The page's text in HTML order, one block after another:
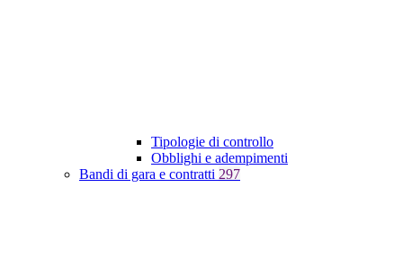
Tipologie di controllo
Obblighi e adempimenti
Bandi di gara e contratti 297